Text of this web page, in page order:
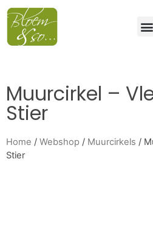
Muurcirkel –
Stier
Home / Webshop / Muurcirkels /
Stier